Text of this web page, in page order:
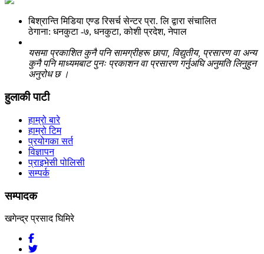
बिश्रान्ति मिडिया एण्ड रिसर्च सेन्टर प्रा. लि द्वारा संचालित
ठेगाना: धनकुटा -७, धनकुटा, कोशी प्रदेश, नेपाल
यसमा प्रकाशित कुनै पनि सामग्रीहरू छापा, विद्युतीय, प्रसारण वा अन्य
कुनै पनि माध्यमबाट पुनः प्रकाशन वा प्रसारण गर्नुअघि अनुमति लिनुहुन
अनुरोध छ ।
हुलाकी पाटी
हाम्रो बारे
हाम्रो टिम
प्रयोगका सर्त
विज्ञापन
प्राइभेसी पोलिसी
सम्पर्क
सम्पादक
खगेन्द्र प्रसाद घिमिरे